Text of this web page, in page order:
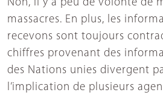
Non, il y a peu de volonté de
massacres. En plus, les
recevons sont toujours
chiffres provenant des
des Nations unies divergent
l’implication de plusieurs